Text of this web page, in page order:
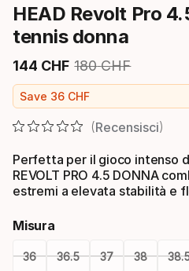
HEAD Revolt Pro
tennis donna
144 CHF
Prezzo finale
180 CHF
Prezzo originale
Save 36 CHF
Recensisci
Perfetta per il gioco intenso
REVOLT PRO 4.5 DONNA
estremi a elevata stabilità e
Misura
36 36.5 37 38